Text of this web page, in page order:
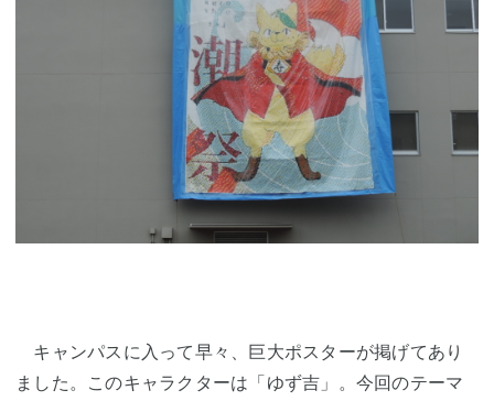
キャンパスに入って早々、巨大ポスターが掲げてあり
ました。このキャラクターは「ゆず吉」。今回のテーマ